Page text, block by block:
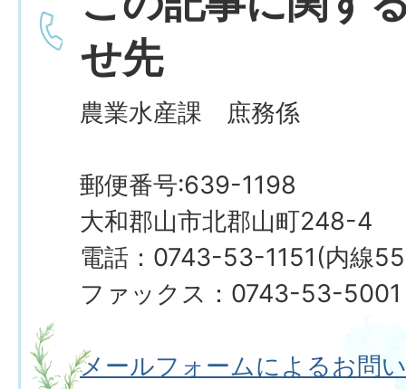
せ先
農業水産課 庶務係
郵便番号:639-1198
大和郡山市北郡山町248-4
電話：0743-53-1151(内線
ファックス：0743-53-5001
メールフォームによるお問